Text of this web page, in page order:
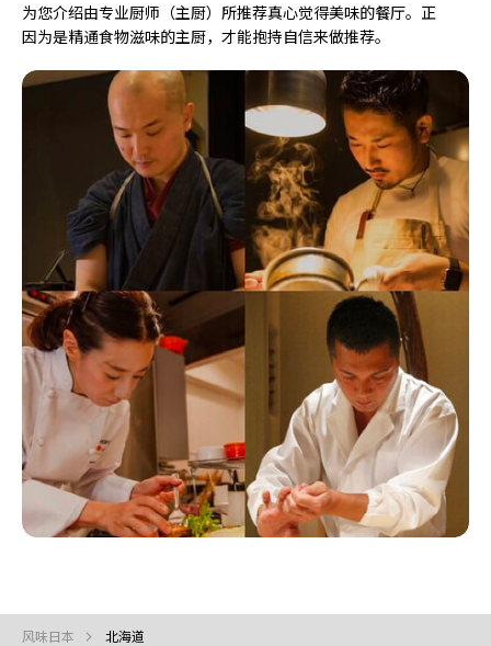
为您介绍由专业厨师（主厨）所推荐真心觉得美味的餐厅。正
因为是精通食物滋味的主厨，才能抱持自信来做推荐。
风味日本 北海道